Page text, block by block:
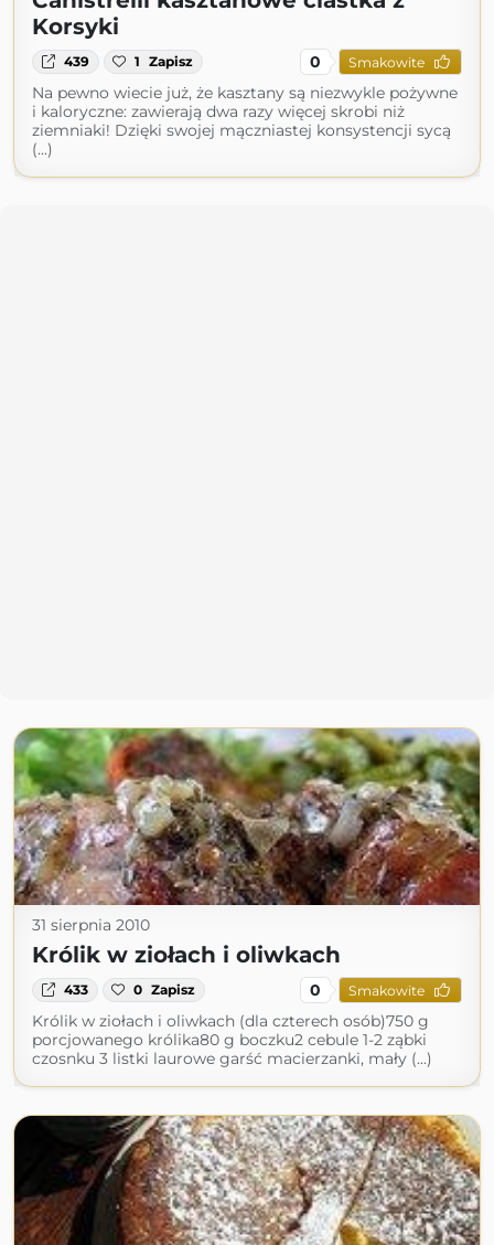
Korsyki
439 1 Zapisz 0 Smakowite
Na pewno wiecie już, że kasztany są niezwykle pożywne
i kaloryczne: zawierają dwa razy więcej skrobi niż
ziemniaki! Dzięki swojej mączniastej konsystencji sycą
(...)
31 sierpnia 2010
Królik w ziołach i oliwkach
433 0 Zapisz 0 Smakowite
Królik w ziołach i oliwkach (dla czterech osób)750 g
porcjowanego królika80 g boczku2 cebule 1-2 ząbki
czosnku 3 listki laurowe garść macierzanki, mały (...)